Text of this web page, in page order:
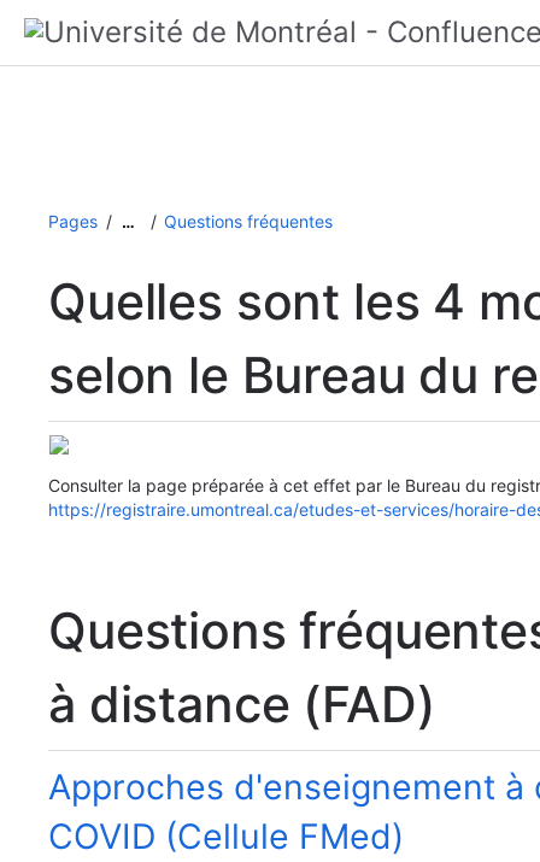
Pages … Questions fréquentes
Quelles sont les 4
selon le Bureau du
Consulter la page préparée à cet effet par le Bureau du
https://registraire.umontreal.ca/etudes-et-services/horaire-
Questions
à distance (FAD)
Approches d'enseignement
COVID (Cellule FMed)